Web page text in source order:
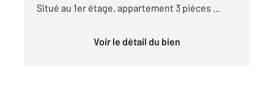
Situé au 1er étage, appartement 3 pièces ...
Voir le détail du bien